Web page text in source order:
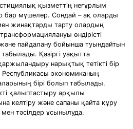
қызметтің неғұрлым
бар мүшелер. Сондай – ақ оларды
жинақтарды тарту олардың
өндірісті
пайдалану бойынша туындайтын
Қазіргі уақытта
нарықтық тетікті бір
Республикасы экономиканың
бірі болып табылады.
қалыптастыру арқылы
келтіру және сапаны қайта құру
тәсілдер ұсынылуда.